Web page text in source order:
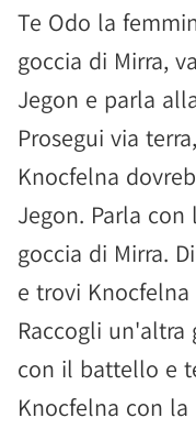
Te Odo la
goccia di Mirra,
Jegon e parla
Prosegui via
Knocfelna
Jegon. Parla
goccia di Mirra.
e trovi
Raccogli un'altra
con il battello e
Knocfelna con